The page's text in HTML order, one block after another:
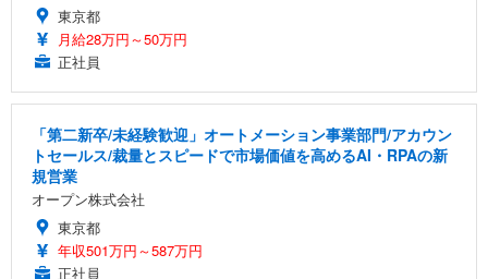
東京都
月給28万円～50万円
正社員
「第二新卒/未経験歓迎」オートメーション事業部門/アカウン
トセールス/裁量とスピードで市場価値を高めるAI・RPAの新
規営業
オープン株式会社
東京都
年収501万円～587万円
正社員